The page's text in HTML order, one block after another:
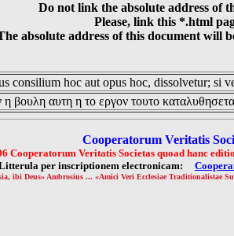
Do not link the absolute address of
Please, link this *.html
absolute address of this document will
consilium hoc aut opus hoc, dissolvetur; si
βουλη αυτη η το εργον τουτο
Cooperatorum Veritatis
Cooperatorum Veritatis Societas quoad hanc
per inscriptionem electronicam:
ibi Deus» Ambrosius ... «Amici Veri Ecclesiae Traditionalistae